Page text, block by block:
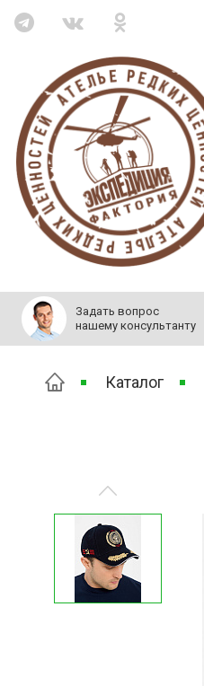
Задать вопрос
нашему консультанту
Каталог